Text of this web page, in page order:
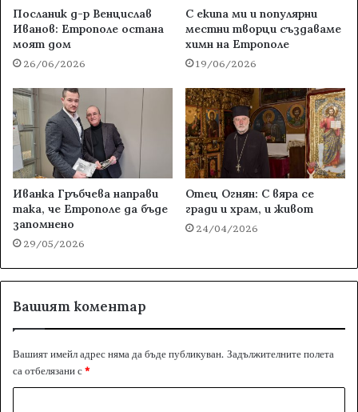
Посланик д-р Венцислав
Иванов: Етрополе остана
моят дом
26/06/2026
С екипа ми и популярни
местни творци създаваме
химн на Етрополе
19/06/2026
Иванка Гръбчева направи
така, че Етрополе да бъде
запомнено
29/05/2026
Отец Огнян: С вяра се
гради и храм, и живот
24/04/2026
Вашият коментар
Вашият имейл адрес няма да бъде публикуван. Задължителните полета
са отбелязани с*